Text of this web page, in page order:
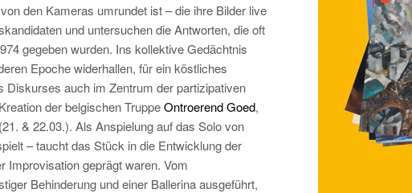
den Kameras umrundet ist – die ihre Bilder live
und untersuchen die Antworten, die oft
gegeben wurden. Ins kollektive Gedächtnis
Epoche widerhallen, für ein köstliches
Diskurses auch im Zentrum der partizipativen
der belgischen TruppeOntroerend Goed,
(21. & 22.03.). Als Anspielung auf das Solo von
– taucht das Stück in die Entwicklung der
Improvisation geprägt waren. Vom
Behinderung und einer Ballerina ausgeführt,